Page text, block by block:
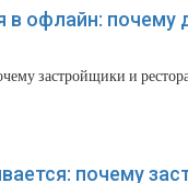
в офлайн:
почему